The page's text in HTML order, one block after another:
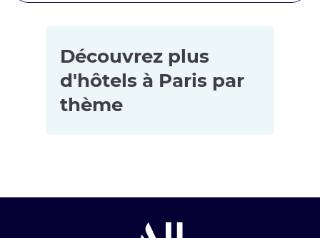
Découvrez plus
d'hôtels à Paris par
thème
Hôtels avec